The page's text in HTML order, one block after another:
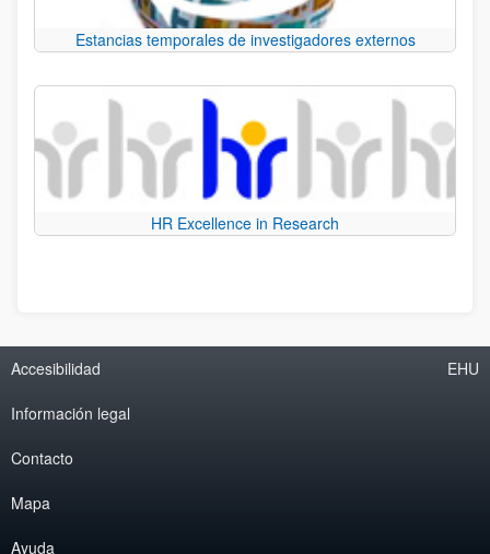
Estancias temporales de investigadores externos
HR Excellence in Research
Accesibilidad
Información legal
Contacto
Mapa
Ayuda
EHU